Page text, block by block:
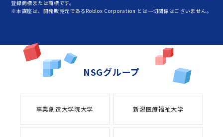
登録商標または商標です。
※本講座は、開発販売元であるRoblox Corporation とは一切関係はございません。
NSGグループ
事業創造大学院大学 新潟医療福祉大学